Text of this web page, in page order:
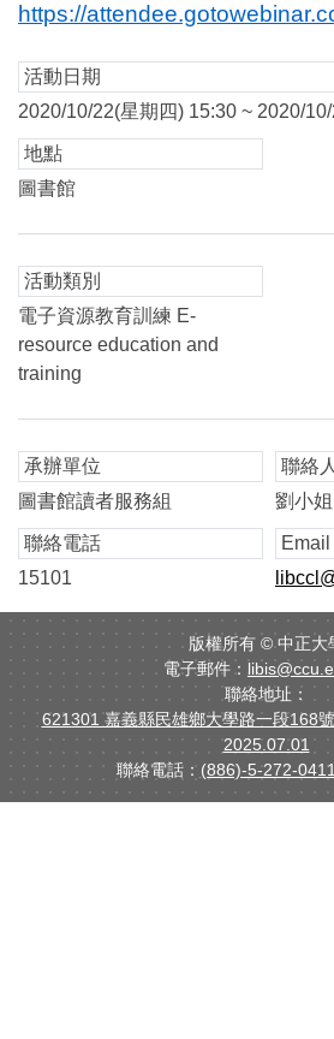
https://
活動日期
2020/10/22(星期四) 15:30 ~ 2020/
地點
圖書館
活動類別
電子資源教育訓練 E-
resource education and
training
承辦單位
圖書館讀者服務組
聯絡人
劉小姐
聯絡電話
15101
Email
版權所有 © 中正大
電子郵件：
聯絡地址：
621301 嘉義縣民雄鄉大學路一
2025.07.01
聯絡電話： (886)-5-272-